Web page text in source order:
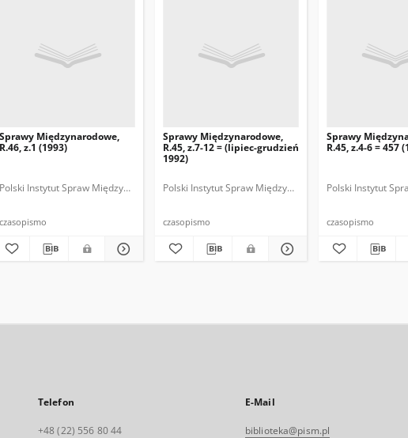
Polska Fundacja Spraw Międzynarodowych. Polska. Ministerstwo Spraw
Sprawy Międzynarodowe,
R.46, z.1 (1993)
Polski Instytut Spraw Międzynarodowych. Polska Fundacja Spraw Międzynarodowych.
czasopismo
Sprawy Międzynarodowe,
R.45, z.7-12 = (lipiec-grudzień
1992)
Polski Instytut Spraw Międzynarodowych. Polska
czasopismo
Sprawy
R.45, z.4-6 = 457
Polski Instytut
czasopismo
Telefon
+48 (22) 556 80 44
E-Mail
biblioteka@pism.pl